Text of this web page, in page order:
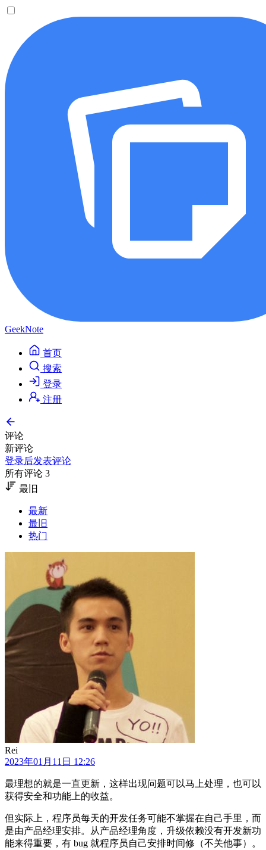
GeekNote
首页
搜索
登录
注册
评论
新评论
登录后发表评论
所有评论 3
最旧
最新
最旧
热门
Rei
2023年01月11日 12:26
最理想的就是一直更新，这样出现问题可以马上处理，也可以
获得安全和功能上的收益。
但实际上，程序员每天的开发任务可能不掌握在自己手里，而
是由产品经理安排。从产品经理角度，升级依赖没有开发新功
能来得重要，有 bug 就程序员自己安排时间修（不关他事）。